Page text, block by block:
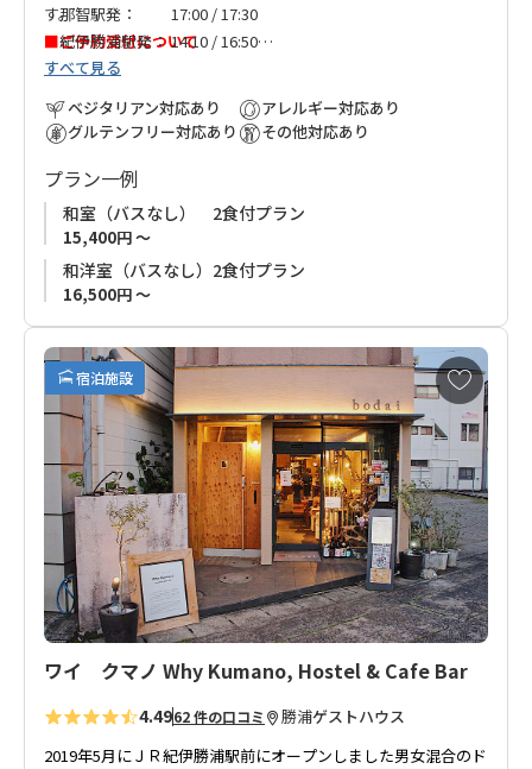
す。
■ご予約受付について
お申込みの受付はご利用希望日の6ケ月前から承ります。恐れ入
りますが、事前受付はいたしかねますので、ご利用希望日の6ケ
月前以降にお申込みいただきますようお願い申し上げます。
シャトルサービスお迎えエリア拡大のお知らせ (2025年7月1日)
那智駅からのシャトルサービス提供を開始いたしました。これ
により、那智方面及び新宮方面からのアクセスがより便利にな
りました。
那智駅発： 17:00 / 17:30
紀伊勝浦駅発： 14:10 / 16:50
宇久井駅発： 16:10 / 17:40
◆ ご利用について
シャトルサービスは予約制です。予約の無い便は運休になりま
すので、ご予約時に送迎のリクエストをお願いします。
すべて見る
ベジタリアン対応あり
グルテンフリー対応あり
アレルギー対応あり
その他対応あり
プラン一例
和室（バスなし） 2食付プラン
15,400円 ～
和洋室（バスなし）2食付プラン
16,500円 ～
宿泊施設
お
気
入
り
に
追
加
ワイ クマノ Why Kumano, Hostel & Cafe Bar
4.4962 件の口コミ 勝浦ゲストハウス
2019年5月にＪＲ紀伊勝浦駅前にオープンしました男女混合のド